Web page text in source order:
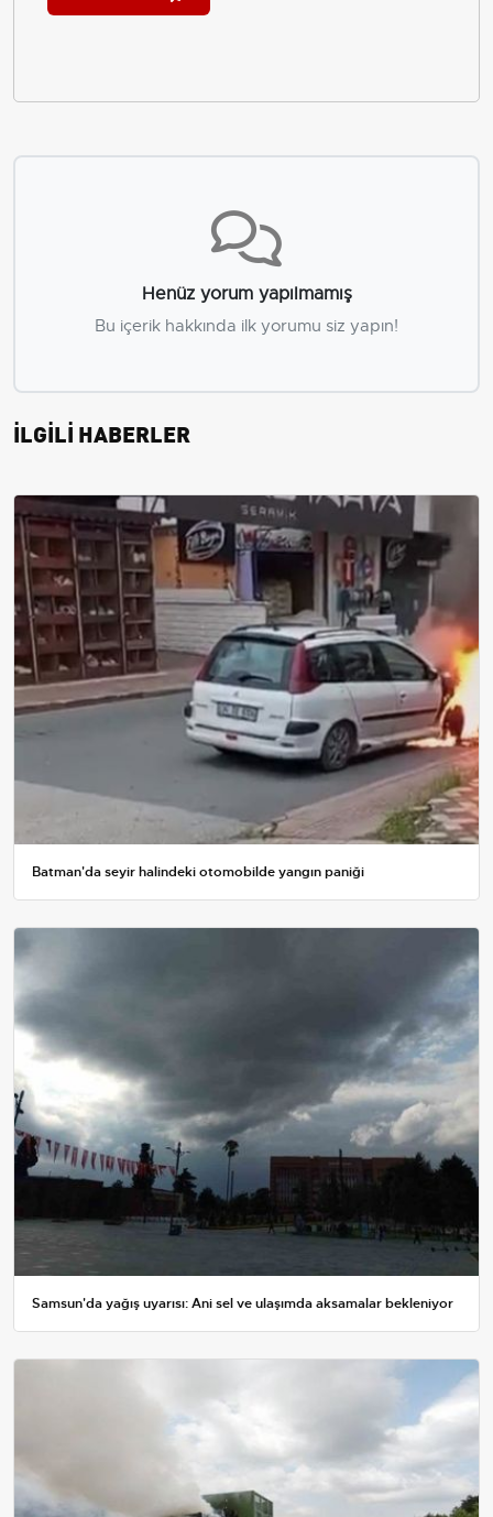
Henüz yorum yapılmamış
Bu içerik hakkında ilk yorumu siz yapın!
İLGİLİ HABERLER
Batman'da seyir halindeki otomobilde yangın paniği
Samsun'da yağış uyarısı: Ani sel ve ulaşımda aksamalar bekleniyor